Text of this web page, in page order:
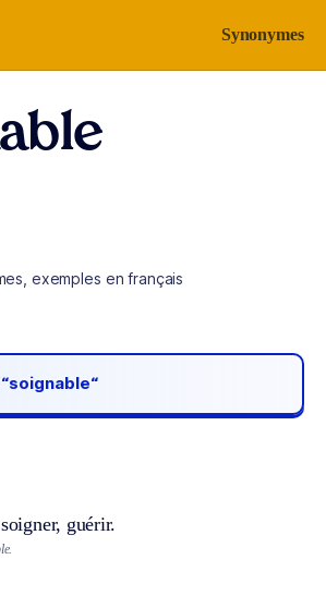
Synonymes
exemples en français
“soignable“
guérir.